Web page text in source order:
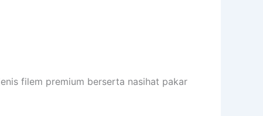
filem premium berserta nasihat pakar